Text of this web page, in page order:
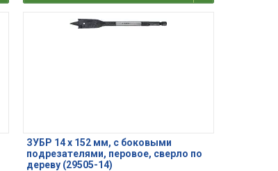
ЗУБР 14 x 152 мм, с боковыми
подрезателями, перовое, cверло по
дереву (29505-14)